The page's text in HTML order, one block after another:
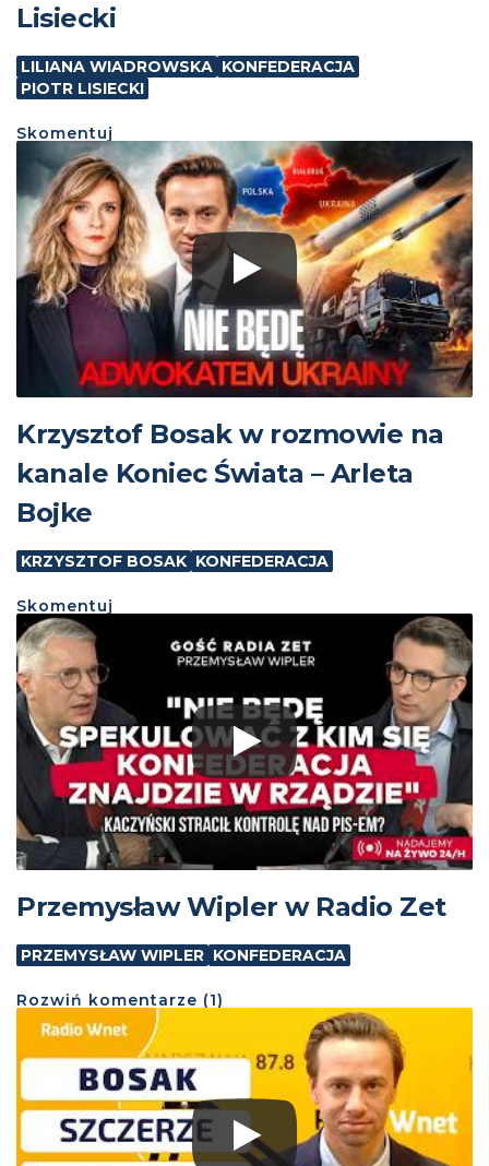
Lisiecki
LILIANA WIADROWSKA KONFEDERACJA
PIOTR LISIECKI
Skomentuj
Krzysztof Bosak w rozmowie na
kanale Koniec Świata – Arleta
Bojke
KRZYSZTOF BOSAK KONFEDERACJA
Skomentuj
Przemysław Wipler w Radio Zet
PRZEMYSŁAW WIPLER KONFEDERACJA
Rozwiń komentarze (1)